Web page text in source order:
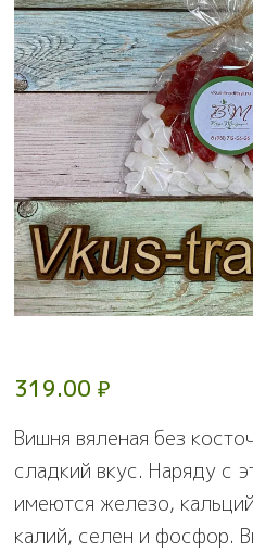
319.00 ₽
Вишня вяленая без
сладкий вкус. Наряду с
имеются железо,
калий, селен и фосфор.